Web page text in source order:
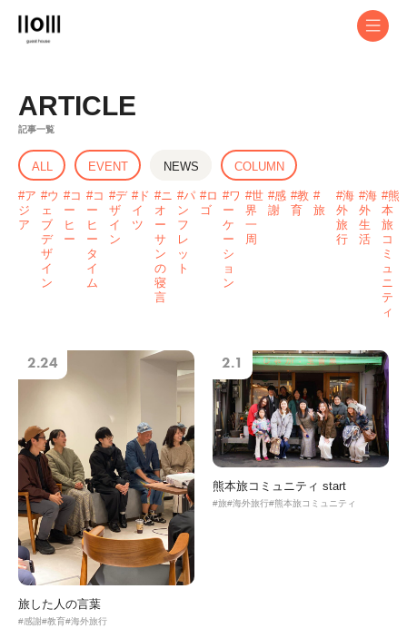
ABOUT
EVENT
STAY
CAFE
CONTACT
ARTICLE
記事一覧
ALL EVENT NEWS COLUMN
ア
ジ
ア
ウ
ェ
ブ
デ
ザ
イ
ン
コ
ー
ヒ
ー
コ
ー
ヒ
ー
タ
イ
ム
デ
ザ
イ
ン
ド
イ
ツ
ニ
オ
ー
サ
ン
の
寝
言
パ
ン
フ
レ
ッ
ト
ロ
ゴ
ワ
ー
ケ
ー
シ
ョ
ン
世
界
一
周
感
謝
教
育
旅
海
外
旅
行
海
外
生
活
熊
本
旅
コ
ミ
ュ
ニ
テ
ィ
2.24
旅した人の言葉
感謝 教育 海外旅行
2.1
熊本旅コミュニティ start
旅 海外旅行 熊本旅コミュニティ